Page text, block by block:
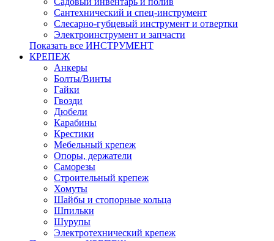
Сантехнический и спец-инструмент
Слесарно-губцевый инструмент и отвертки
Электроинструмент и запчасти
Показать все ИНСТРУМЕНТ
КРЕПЕЖ
Анкеры
Болты/Винты
Гайки
Гвозди
Дюбели
Карабины
Крестики
Мебельный крепеж
Опоры, держатели
Саморезы
Строительный крепеж
Хомуты
Шайбы и стопорные кольца
Шпильки
Шурупы
Электротехнический крепеж